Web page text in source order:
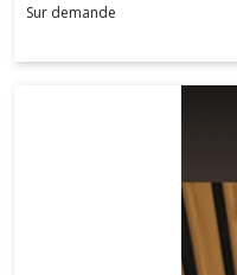
Sur demande